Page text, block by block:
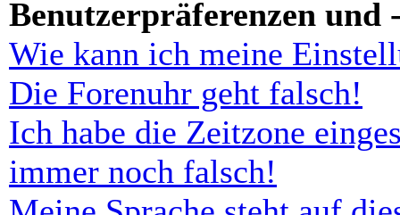
Benutzerpräferenzen und
Wie kann ich meine
Die Forenuhr geht falsch!
Ich habe die Zeitzone
immer noch falsch!